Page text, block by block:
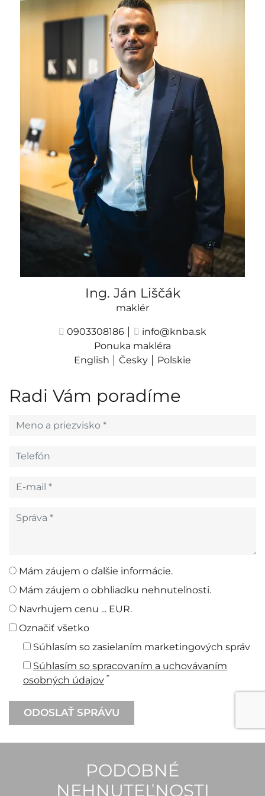
Ing. Ján Liščák
maklér
0903308186
info@knba.sk
Ponuka makléra
English
Česky Polskie
Radi Vám poradíme
Mám záujem o ďalšie informácie.
Mám záujem o obhliadku nehnuteľnosti.
Navrhujem cenu ... EUR.
Označiť všetko
Súhlasím so zasielaním marketingových správ
Súhlasím so spracovaním a uchovávaním
osobných údajov *
PODOBNÉ
NEHNUTEĽNOSTI